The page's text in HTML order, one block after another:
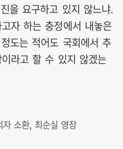
을 요구하고 있지 않느냐.
자 하는 충정에서 내놓은
도는 적어도 국회에서 추
라고 할 수 있지 않겠는
소환, 최순실 영장